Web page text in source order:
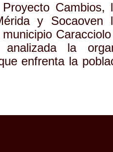
Cambios,
y Socaoven
la
enfrenta la